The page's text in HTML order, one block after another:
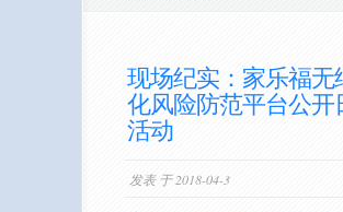
现场纪实：家乐福无
化风险防范平台公开
活动
发表 于 2018-04-3